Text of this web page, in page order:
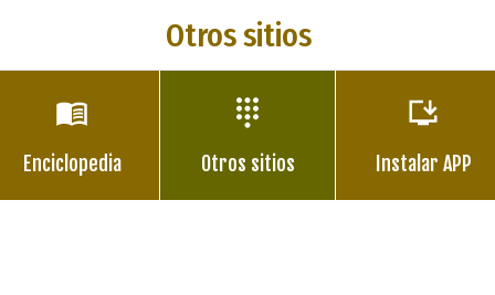
Otros sitios
Enciclopedia Otros sitios Instalar APP